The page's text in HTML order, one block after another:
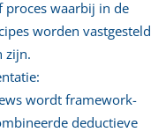
waarbij in de
worden vastgesteld
zijn.
wordt framework-
deductieve